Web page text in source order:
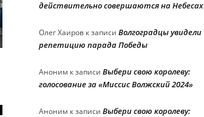
действительно совершаются на Небесах
Олег Хаиров к записи Волгоградцы увидели
репетицию парада Победы
Аноним к записи Выбери свою королеву:
голосование за «Миссис Волжский 2024»
Аноним к записи Выбери свою королеву: